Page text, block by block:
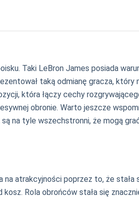
Taki LeBron James posiada
taką odmianę gracza,
która łączy cechy
obronie. Warto jeszcze
na tyle wszechstronni, że mogą
atrakcyjności poprzez to, że
Rola obrońców stała się